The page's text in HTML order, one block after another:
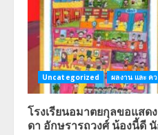
Uncategorized ผลงาน และ ค
โรงเรียนอมาตยกุลขอแส
ดา อักษรารถวงศ์ น้องนี้ดี